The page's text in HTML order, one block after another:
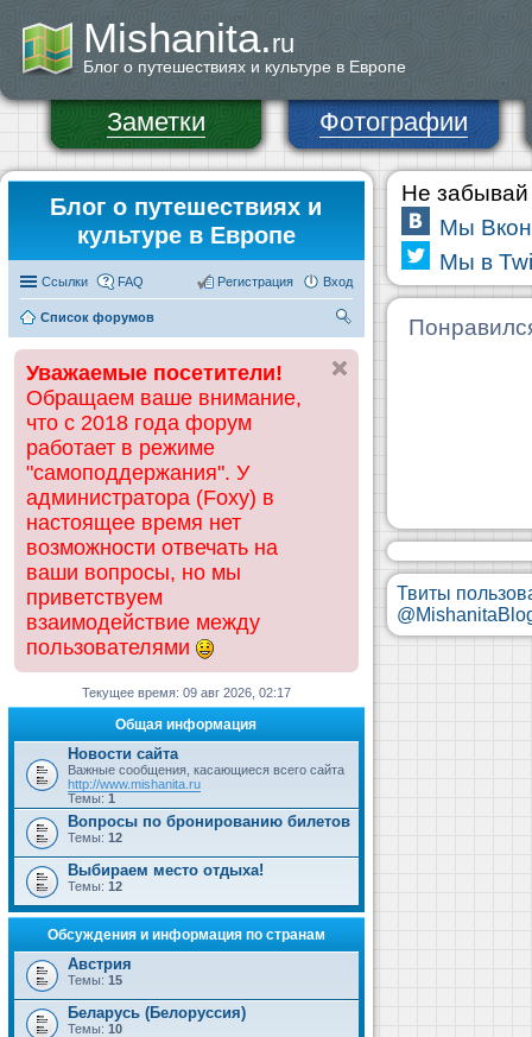
Mishanita.ru
Блог о путешествиях и культуре в Европе
Заметки Фотографии
Блог о путешествиях и
культуре в Европе
Ссылки FAQ Вход
Регистрация
Список форумов
ск
Уважаемые посетители!
Обращаем ваше внимание,
что с 2018 года форум
работает в режиме
"самоподдержания". У
администратора (Foxy) в
настоящее время нет
возможности отвечать на
ваши вопросы, но мы
приветствуем
взаимодействие между
пользователями
Текущее время: 09 авг 2026, 02:17
Общая информация
Новости сайта
Важные сообщения, касающиеся всего сайта
http://www.mishanita.ru
Темы: 1
Вопросы по бронированию билетов
Темы: 12
Выбираем место отдыха!
Темы: 12
Обсуждения и информация по странам
Австрия
Темы: 15
Беларусь (Белоруссия)
Темы: 10
Не забывай
Мы
Мы в
Твиты